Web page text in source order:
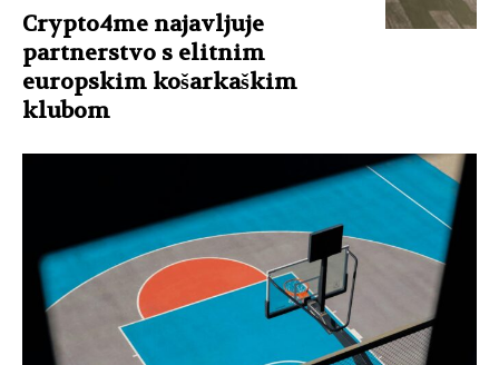
Crypto4me najavljuje
partnerstvo s elitnim
europskim košarkaškim
klubom